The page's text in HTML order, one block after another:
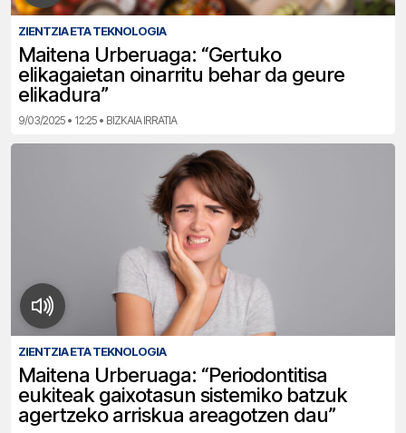
ZIENTZIA ETA TEKNOLOGIA
Maitena Urberuaga: “Gertuko
elikagaietan oinarritu behar da geure
elikadura”
9/03/2025 • 12:25 • BIZKAIA IRRATIA
ZIENTZIA ETA TEKNOLOGIA
Maitena Urberuaga: “Periodontitisa
eukiteak gaixotasun sistemiko batzuk
agertzeko arriskua areagotzen dau”